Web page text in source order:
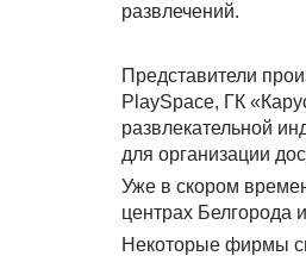
развлечений.
Представители
PlaySpace, ГК
развлекательной
для организации
Уже в скором
центрах Белгорода
Некоторые фирмы